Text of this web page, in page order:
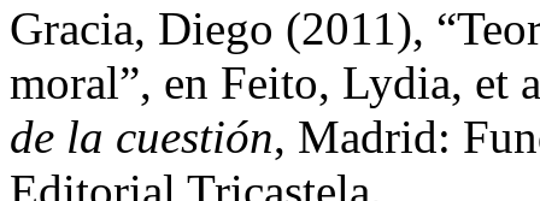
Gracia, Diego (2011),
moral”, en Feito, Lydia, et
de la cuestión, Madrid: